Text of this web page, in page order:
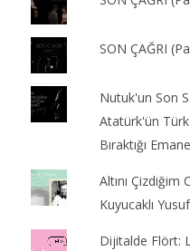
SON ÇAĞRI
Nutuk'un Son
Atatürk'ün
Bıraktığı
Altını Çizdiğim
Kuyucaklı Yusuf
Dijitalde Flört: